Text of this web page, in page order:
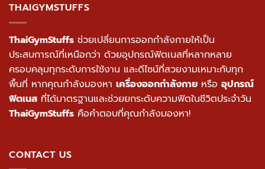
THAIGYMSTUFFS
ThaiGymStuffs ช่วยเปลี่ยนการออกกำลังกายให้เป็น
ประสบการณ์ที่เหนือกว่า ด้วยอุปกรณ์ฟิตเนสที่หลากหลาย
ครอบคลุมทุกระดับการใช้งาน และดีไซน์ที่สวยงามเหมาะกับทุก
พื้นที่ หากคุณกำลังมองหา เครื่องออกกำลังกาย หรือ อุปกรณ์
ฟิตเนส ที่ได้มาตรฐานและช่วยยกระดับความฟิตในชีวิตประจำวัน
ThaiGymStuffs คือคำตอบที่คุณกำลังมองหา!
CONTACT US